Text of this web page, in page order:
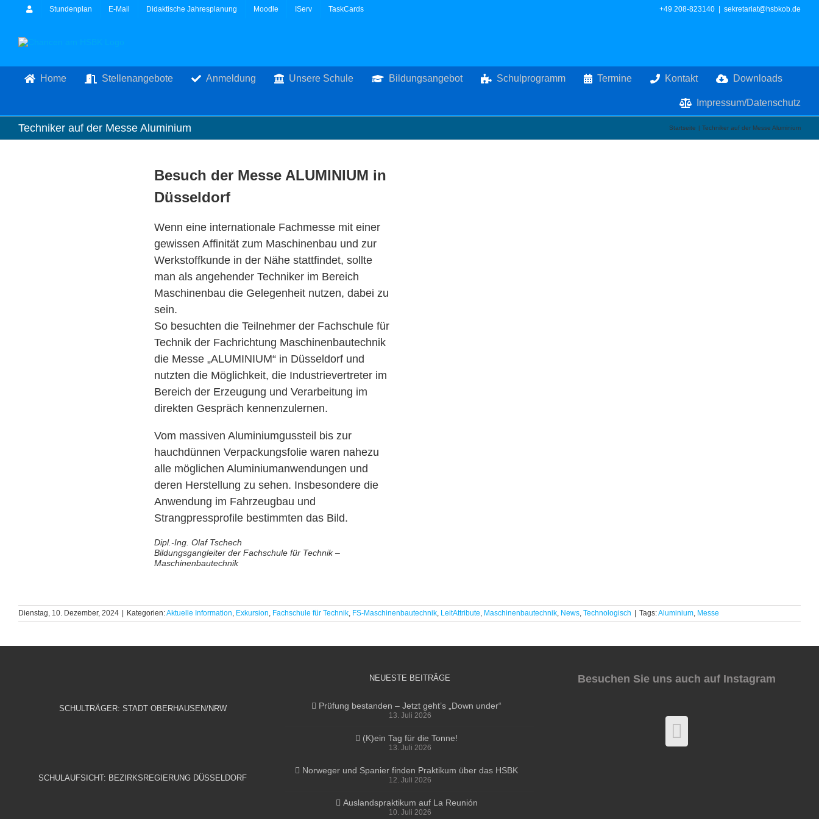
Stundenplan E-Mail Didaktische Jahresplanung Moodle IServ TaskCards +49 208-823140 sekretariat@hsbkob.de
Home Stellenangebote Anmeldung Unsere Schule Bildungsangebot Schulprogramm Termine Kontakt Downloads
Impressum/Datenschutz
Techniker auf der Messe Aluminium Startseite Techniker auf der Messe Aluminium
Besuch der Messe ALUMINIUM in
Düsseldorf
Wenn eine internationale Fachmesse mit einer
gewissen Affinität zum Maschinenbau und zur
Werkstoffkunde in der Nähe stattfindet, sollte
man als angehender Techniker im Bereich
Maschinenbau die Gelegenheit nutzen, dabei zu
sein.
So besuchten die Teilnehmer der Fachschule für
Technik der Fachrichtung Maschinenbautechnik
die Messe „ALUMINIUM“ in Düsseldorf und
nutzten die Möglichkeit, die Industrievertreter im
Bereich der Erzeugung und Verarbeitung im
direkten Gespräch kennenzulernen.
Vom massiven Aluminiumgussteil bis zur
hauchdünnen Verpackungsfolie waren nahezu
alle möglichen Aluminiumanwendungen und
deren Herstellung zu sehen. Insbesondere die
Anwendung im Fahrzeugbau und
Strangpressprofile bestimmten das Bild.
Dipl.-Ing. Olaf Tschech
Bildungsgangleiter der Fachschule für Technik –
Maschinenbautechnik
Dienstag, 10. Dezember, 2024 Kategorien:Aktuelle Information, Exkursion, Fachschule für Technik, FS-Maschinenbautechnik, LeitAttribute, Maschinenbautechnik, News, Technologisch Tags:Aluminium, Messe
SCHULTRÄGER: STADT OBERHAUSEN/NRW
SCHULAUFSICHT: BEZIRKSREGIERUNG DÜSSELDORF
NEUESTE BEITRÄGE
Prüfung bestanden – Jetzt geht’s „Down under“
13. Juli 2026
(K)ein Tag für die Tonne!
13. Juli 2026
Norweger und Spanier finden Praktikum über das HSBK
12. Juli 2026
Auslandspraktikum auf La Reunión
10. Juli 2026
Besuchen Sie uns auch auf Instagram